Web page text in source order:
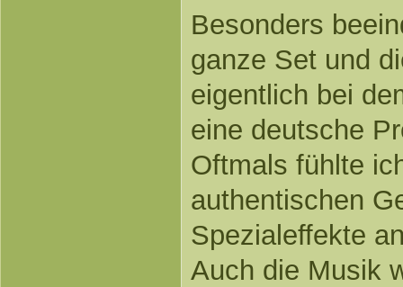
Besonders
ganze Set und
eigentlich bei
eine deutsche
Oftmals fühlte
authentischen
Spezialeffekte
Auch die Musik